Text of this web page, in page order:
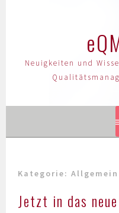
Neuigkeiten und
Kategorie:Allgemein
Jetzt in das